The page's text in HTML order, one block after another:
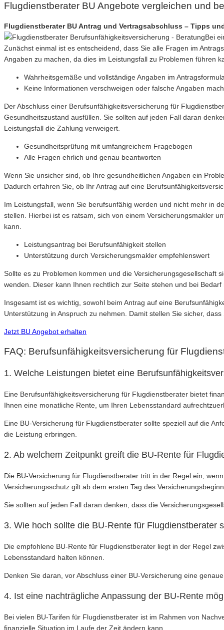
Flugdienstberater BU Angebote vergleichen und
Flugdienstberater BU Antrag und Vertragsabschluss – Tipps
Bei
Zunächst einmal ist es entscheidend, dass Sie alle Fragen im
Angaben zu machen, da dies im Leistungsfall zu Problemen führen
Wahrheitsgemäße und vollständige Angaben im
Keine Informationen verschweigen oder falsche Angaben
Der Abschluss einer Berufsunfähigkeitsversicherung für
Gesundheitszustand ausfüllen. Sie sollten auf jeden Fall daran
Leistungsfall die Zahlung verweigert.
Gesundheitsprüfung mit umfangreichem Fragebogen
Alle Fragen ehrlich und genau beantworten
Wenn Sie unsicher sind, ob Ihre gesundheitlichen Angaben ein
Dadurch erfahren Sie, ob Ihr Antrag auf eine
Im Leistungsfall, wenn Sie berufsunfähig werden und nicht mehr in
stellen. Hierbei ist es ratsam, sich von einem Versicherungsmakler
kann.
Leistungsantrag bei Berufsunfähigkeit stellen
Unterstützung durch Versicherungsmakler empfehlenswert
Sollte es zu Problemen kommen und die Versicherungsgesellschaft
wenden. Dieser kann Ihnen rechtlich zur Seite stehen und bei
Insgesamt ist es wichtig, sowohl beim Antrag auf eine
Unterstützung in Anspruch zu nehmen. Damit stellen Sie sicher,
Jetzt BU Angebot erhalten
FAQ: Berufsunfähigkeitsversicherung für
1. Welche Leistungen bietet eine
Eine Berufsunfähigkeitsversicherung für Flugdienstberater bietet
Ihnen eine monatliche Rente, um Ihren Lebensstandard
Eine BU-Versicherung für Flugdienstberater sollte speziell auf die
die Leistung erbringen.
2. Ab welchem Zeitpunkt greift die BU-Rente für
Die BU-Versicherung für Flugdienstberater tritt in der Regel ein,
Versicherungsschutz gilt ab dem ersten Tag des
Sie sollten auf jeden Fall daran denken, dass die
3. Wie hoch sollte die BU-Rente für Flugdienstberater
Die empfohlene BU-Rente für Flugdienstberater liegt in der Regel
Lebensstandard halten können.
Denken Sie daran, vor Abschluss einer BU-Versicherung eine
4. Ist eine nachträgliche Anpassung der BU-Rente
Bei vielen BU-Tarifen für Flugdienstberater ist im Rahmen von
finanzielle Situation im Laufe der Zeit ändern kann.